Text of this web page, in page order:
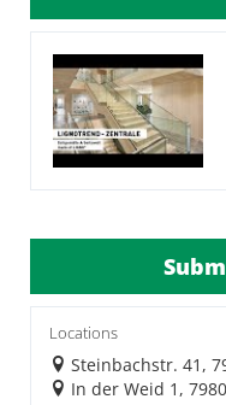
Locations
Steinbachstr. 41,
In der Weid 1,